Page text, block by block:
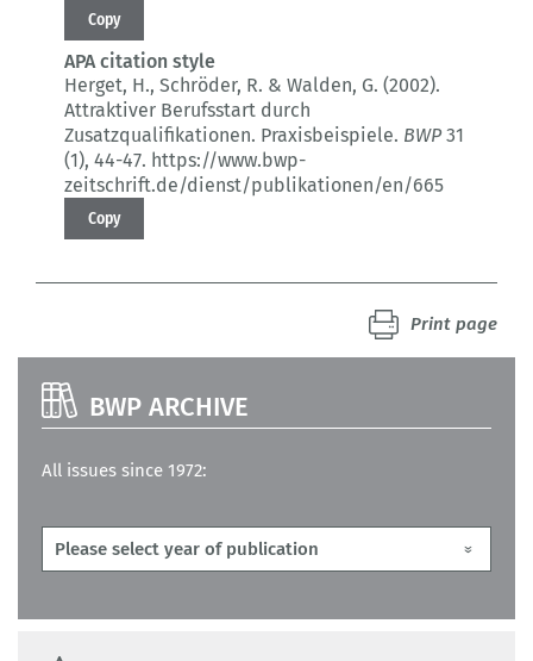
Copy
APA citation style
Herget, H., Schröder, R. & Walden, G. (2002).
Attraktiver Berufsstart durch
Zusatzqualifikationen. Praxisbeispiele. BWP31
(1), 44-47. https://www.bwp-
zeitschrift.de/dienst/publikationen/en/665
Copy
Print page
BWP ARCHIVE
All issues since 1972: